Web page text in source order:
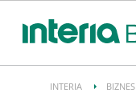
INTERIA BIZNES